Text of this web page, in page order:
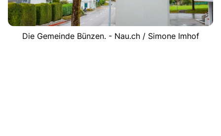
Die Gemeinde Bünzen. - Nau.ch / Simone Imhof